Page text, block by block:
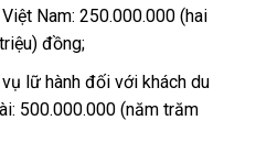
Nam: 250.000.000 (hai
đồng;
lữ hành đối với khách du
500.000.000 (năm trăm